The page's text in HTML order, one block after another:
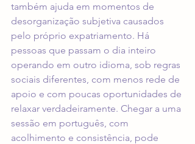
também ajuda em momentos de
desorganização subjetiva causados
pelo próprio expatriamento. Há
pessoas que passam o dia inteiro
operando em outro idioma, sob regras
sociais diferentes, com menos rede de
apoio e com poucas oportunidades de
relaxar verdadeiramente. Chegar a uma
sessão em português, com
acolhimento e consistência, pode